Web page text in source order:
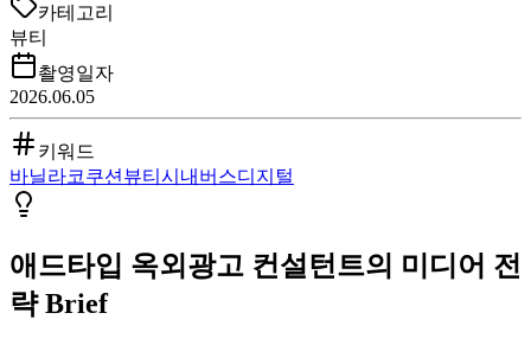
카테고리
뷰티
촬영일자
2026.06.05
키워드
바닐라코쿠션 뷰티 시내버스디지털
애드타입 옥외광고 컨설턴트의 미디어 전
략 Brief